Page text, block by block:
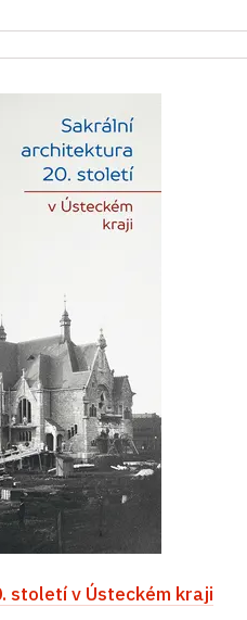
století v Ústeckém kraji